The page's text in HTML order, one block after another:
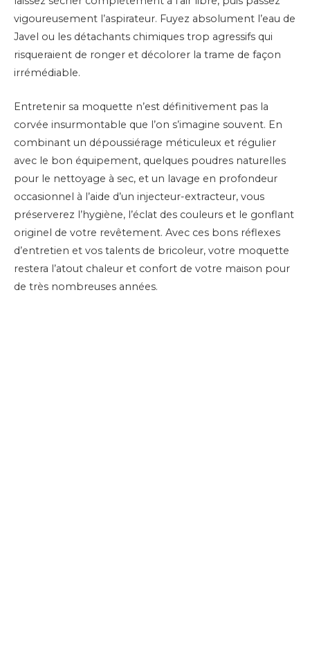
vigoureusement l’aspirateur. Fuyez absolument l’eau de
Javel ou les détachants chimiques trop agressifs qui
risqueraient de ronger et décolorer la trame de façon
irrémédiable.
Entretenir sa moquette n’est définitivement pas la
corvée insurmontable que l’on s’imagine souvent. En
combinant un dépoussiérage méticuleux et régulier
avec le bon équipement, quelques poudres naturelles
pour le nettoyage à sec, et un lavage en profondeur
occasionnel à l’aide d’un injecteur-extracteur, vous
préserverez l’hygiène, l’éclat des couleurs et le gonflant
originel de votre revêtement. Avec ces bons réflexes
d’entretien et vos talents de bricoleur, votre moquette
restera l’atout chaleur et confort de votre maison pour
de très nombreuses années.